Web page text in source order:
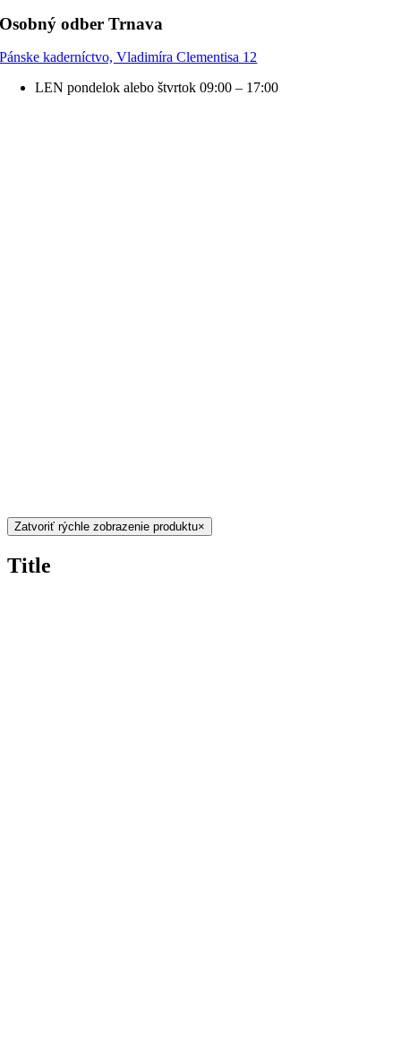
Osobný odber Trnava
Pánske kaderníctvo, Vladimíra Clementisa 12
LEN pondelok alebo štvrtok 09:00 – 17:00
Zatvoriť rýchle zobrazenie produktu×
Title